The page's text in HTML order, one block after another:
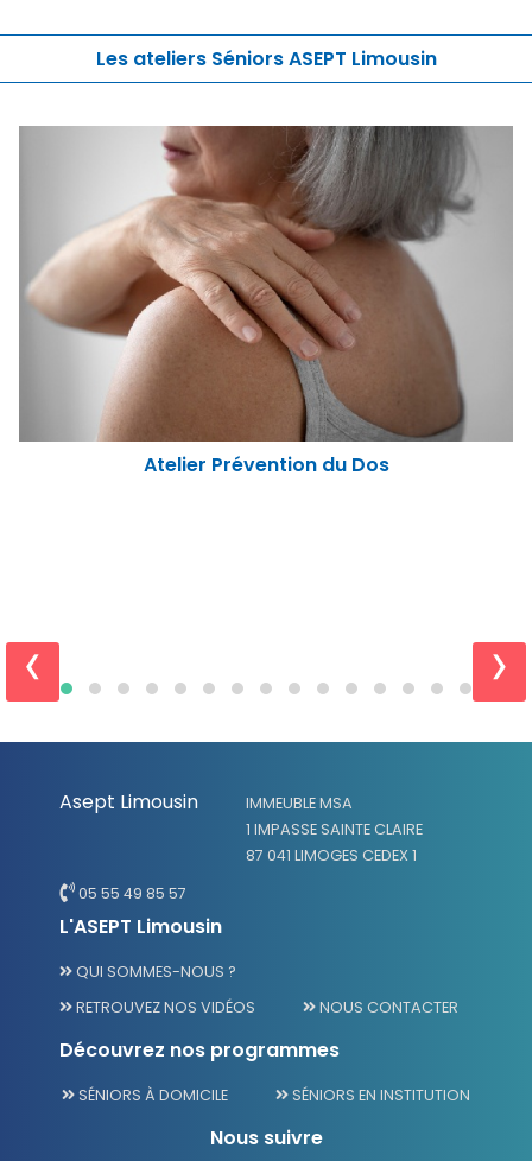
Les ateliers Séniors ASEPT Limousin
Atelier "Nutrition santé
‹ ›
Asept Limousin
IMMEUBLE MSA
1 IMPASSE SAINTE CLAIRE
87 041 LIMOGES CEDEX 1
05 55 49 85 57
L'ASEPT Limousin
QUI SOMMES-NOUS ?
RETROUVEZ NOS VIDÉOS
NOUS CONTACTER
Découvrez nos programmes
SÉNIORS À DOMICILE SÉNIORS EN INSTITUTION
Nous suivre